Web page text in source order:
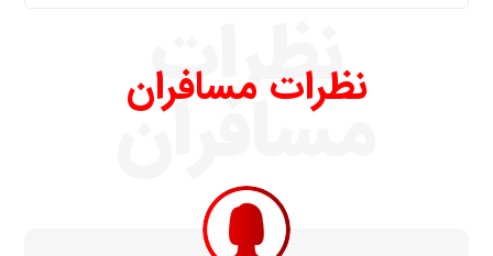
نظرات
مسافران
نظرات مسافران